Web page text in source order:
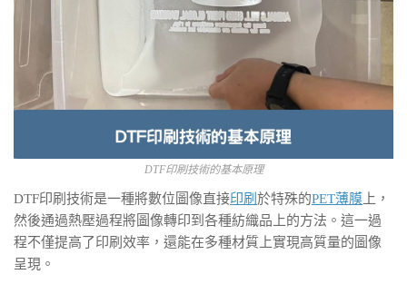
DTF印刷技術的基本原理
DTF印刷技術是一種將數位圖像直接印刷 於特殊的PET薄膜 上，
然後通過熱壓過程將圖像轉印到各種紡織品上的方法。這一過
程不僅提高了印刷效率，還能在多種材質上實現高質量的圖像
呈現。